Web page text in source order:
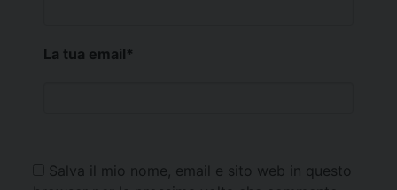
La tua email*
Salva il mio nome, email e sito web in questo